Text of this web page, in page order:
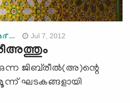
... Jul 7, 2012
ജിബ്‌രീല്‍(അ)ന്റെ
ഘടകങ്ങളായി